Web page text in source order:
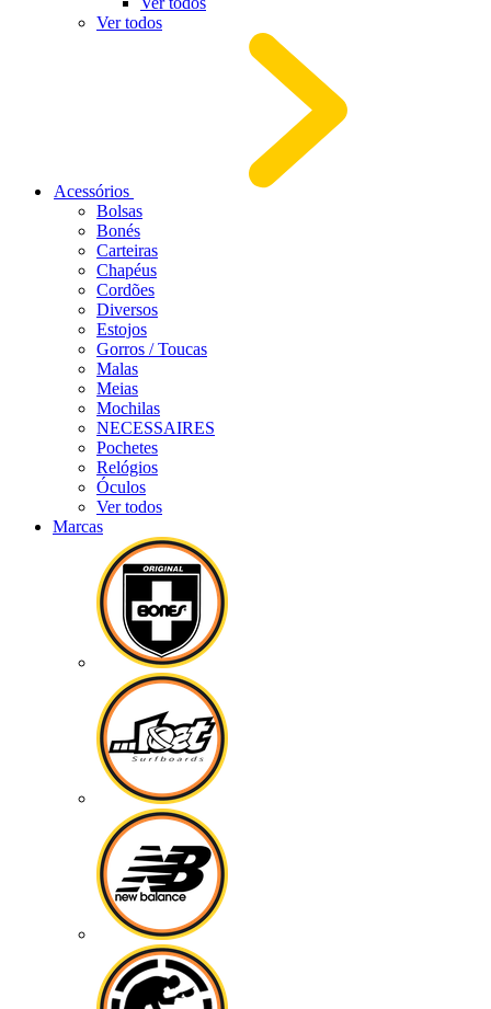
Ver todos
Acessórios
Bolsas
Bonés
Carteiras
Chapéus
Cordões
Diversos
Estojos
Gorros / Toucas
Malas
Meias
Mochilas
NECESSAIRES
Pochetes
Relógios
Óculos
Ver todos
Marcas